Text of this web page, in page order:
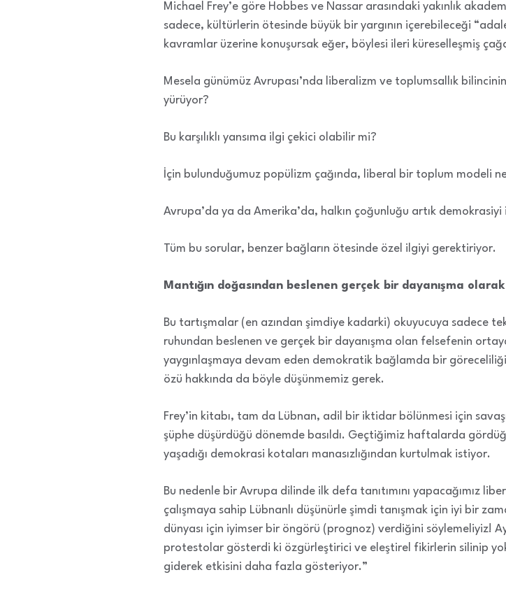
Michael Frey’e göre Hobbes ve Nassar arasındaki yakınlık
sadece, kültürlerin ötesinde büyük bir yargının içerebileceği
kavramlar üzerine konuşursak eğer, böylesi ileri küreselleşmiş
Mesela günümüz Avrupası’nda liberalizm ve toplumsallık
yürüyor?
Bu karşılıklı yansıma ilgi çekici olabilir mi?
İçin bulunduğumuz popülizm çağında, liberal bir toplum modeli
Avrupa’da ya da Amerika’da, halkın çoğunluğu artık
Tüm bu sorular, benzer bağların ötesinde özel ilgiyi gerektiriyor.
Mantığın doğasından beslenen gerçek bir dayanışma
Bu tartışmalar (en azından şimdiye kadarki) okuyucuya sadece tek
ruhundan beslenen ve gerçek bir dayanışma olan felsefenin
yaygınlaşmaya devam eden demokratik bağlamda bir
özü hakkında da böyle düşünmemiz gerek.
Frey’in kitabı, tam da Lübnan, adil bir iktidar bölünmesi için
şüphe düşürdüğü dönemde basıldı. Geçtiğimiz haftalarda
yaşadığı demokrasi kotaları manasızlığından kurtulmak istiyor.
Bu nedenle bir Avrupa dilinde ilk defa tanıtımını yapacağımız
çalışmaya sahip Lübnanlı düşünürle şimdi tanışmak için iyi bir
dünyası için iyimser bir öngörü (prognoz) verdiğini söylemeliyiz!
protestolar gösterdi ki özgürleştirici ve eleştirel fikirlerin silinip
giderek etkisini daha fazla gösteriyor.”